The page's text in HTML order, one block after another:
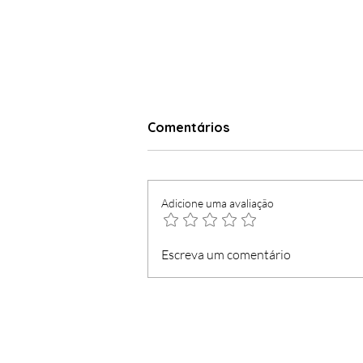
Madeirense concorre
contra figura distinguida
Comentários
Adicione uma avaliação
Escreva um comentário